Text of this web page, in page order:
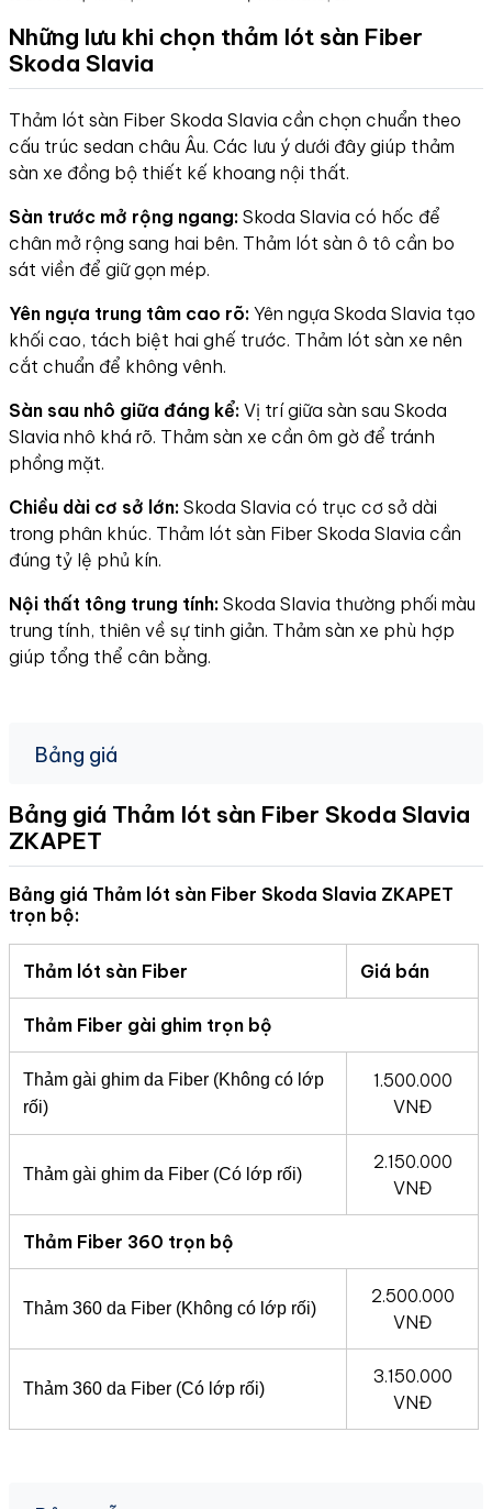
Những lưu khi chọn thảm lót sàn Fiber
Skoda Slavia
Thảm lót sàn Fiber Skoda Slavia cần chọn chuẩn theo
cấu trúc sedan châu Âu. Các lưu ý dưới đây giúp thảm
sàn xe đồng bộ thiết kế khoang nội thất.
Sàn trước mở rộng ngang: Skoda Slavia có hốc để
chân mở rộng sang hai bên. Thảm lót sàn ô tô cần bo
sát viền để giữ gọn mép.
Yên ngựa trung tâm cao rõ: Yên ngựa Skoda Slavia tạo
khối cao, tách biệt hai ghế trước. Thảm lót sàn xe nên
cắt chuẩn để không vênh.
Sàn sau nhô giữa đáng kể: Vị trí giữa sàn sau Skoda
Slavia nhô khá rõ. Thảm sàn xe cần ôm gờ để tránh
phồng mặt.
Chiều dài cơ sở lớn: Skoda Slavia có trục cơ sở dài
trong phân khúc. Thảm lót sàn Fiber Skoda Slavia cần
đúng tỷ lệ phủ kín.
Nội thất tông trung tính: Skoda Slavia thường phối màu
trung tính, thiên về sự tinh giản. Thảm sàn xe phù hợp
giúp tổng thể cân bằng.
Bảng giá
Bảng giá Thảm lót sàn Fiber Skoda Slavia
ZKAPET
Bảng giá Thảm lót sàn Fiber Skoda Slavia ZKAPET
trọn bộ:
Thảm lót sàn Fiber Giá bán
Thảm Fiber gài ghim trọn bộ
Thảm gài ghim da Fiber (Không có lớp
rối)
1.500.000
VNĐ
Thảm gài ghim da Fiber (Có lớp rối)
2.150.000
VNĐ
Thảm Fiber 360 trọn bộ
Thảm 360 da Fiber (Không có lớp rối)
2.500.000
VNĐ
Thảm 360 da Fiber (Có lớp rối)
3.150.000
VNĐ